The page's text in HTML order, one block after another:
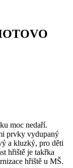
moc nedaří.
prvky vydupaný
a kluzký, pro děti
hřiště je takřka
hřiště u MŠ.